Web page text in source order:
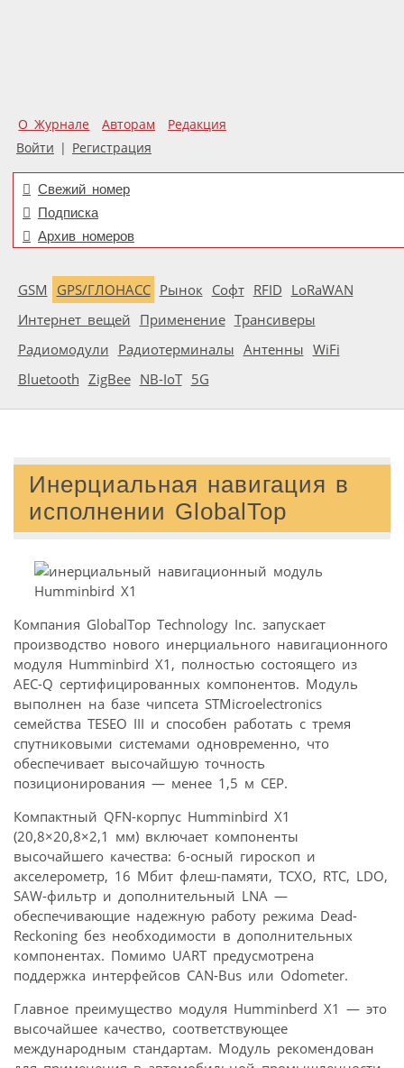
О Журнале Авторам
Редакция
Войти | Регистрация
Свежий номер
Подписка
Архив номеров
GSM GPS/ГЛОНАСС Рынок Софт RFID LoRaWAN
Интернет вещей Применение Трансиверы
Радиомодули Радиотерминалы Антенны WiFi
Bluetooth ZigBee NB-IoT 5G
Инерциальная навигация в
исполнении GlobalTop
Компания GlobalTop Technology Inc. запускает
производство нового инерциального навигационного
модуля Humminbird X1, полностью состоящего из
AEC-Q сертифицированных компонентов. Модуль
выполнен на базе чипсета STMicroelectronics
семейства TESEO III и способен работать с тремя
спутниковыми системами одновременно, что
обеспечивает высочайшую точность
позиционирования — менее 1,5 м CEP.
Компактный QFN-корпус Humminbird X1
(20,8×20,8×2,1 мм) включает компоненты
высочайшего качества: 6-осный гироскоп и
акселерометр, 16 Мбит флеш-памяти, TCXO, RTC, LDO,
SAW-фильтр и дополнительный LNA —
обеспечивающие надежную работу режима Dead-
Reckoning без необходимости в дополнительных
компонентах. Помимо UART предусмотрена
поддержка интерфейсов CAN-Bus или Odometer.
Главное преимущество модуля Humminberd X1 — это
высочайшее качество, соответствующее
международным стандартам. Модуль рекомендован